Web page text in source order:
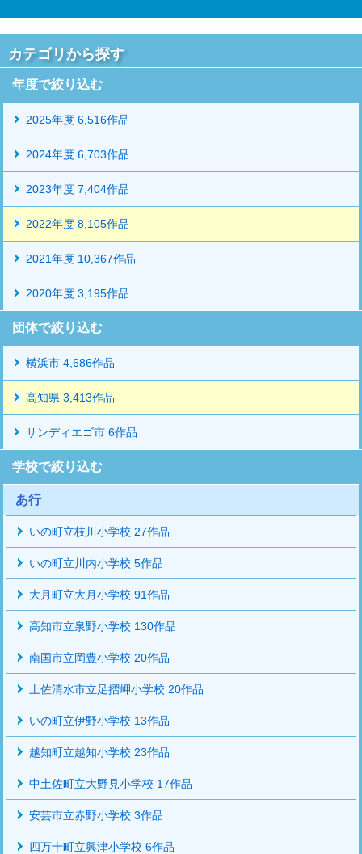
カテゴリから探す
年度で絞り込む
2025年度 6,516作品
2024年度 6,703作品
2023年度 7,404作品
2022年度 8,105作品
2021年度 10,367作品
2020年度 3,195作品
団体で絞り込む
横浜市 4,686作品
高知県 3,413作品
サンディエゴ市 6作品
学校で絞り込む
あ行
いの町立枝川小学校 27作品
いの町立川内小学校 5作品
大月町立大月小学校 91作品
高知市立泉野小学校 130作品
南国市立岡豊小学校 20作品
土佐清水市立足摺岬小学校 20作品
いの町立伊野小学校 13作品
越知町立越知小学校 23作品
中土佐町立大野見小学校 17作品
安芸市立赤野小学校 3作品
四万十町立興津小学校 6作品